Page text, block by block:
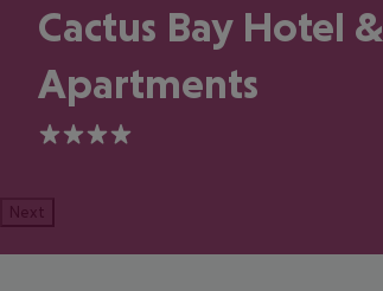
Cactus Bay Hotel &
Apartments
4
Next